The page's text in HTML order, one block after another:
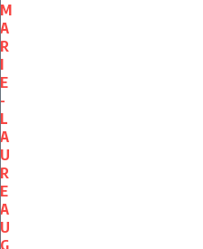
M
A
R
I
E
-
L
A
U
R
E
A
U
G